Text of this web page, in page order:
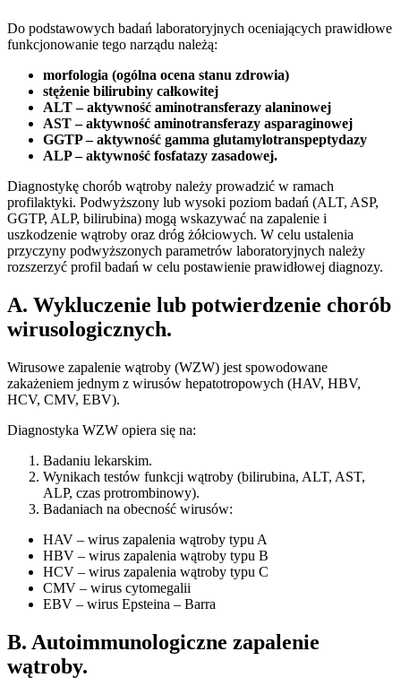
Do podstawowych badań laboratoryjnych oceniających prawidłowe
funkcjonowanie tego narządu należą:
morfologia (ogólna ocena stanu zdrowia)
stężenie bilirubiny całkowitej
ALT – aktywność aminotransferazy alaninowej
AST – aktywność aminotransferazy asparaginowej
GGTP – aktywność gamma glutamylotranspeptydazy
ALP – aktywność fosfatazy zasadowej.
Diagnostykę chorób wątroby należy prowadzić w ramach
profilaktyki. Podwyższony lub wysoki poziom badań (ALT, ASP,
GGTP, ALP, bilirubina) mogą wskazywać na zapalenie i
uszkodzenie wątroby oraz dróg żółciowych. W celu ustalenia
przyczyny podwyższonych parametrów laboratoryjnych należy
rozszerzyć profil badań w celu postawienie prawidłowej diagnozy.
A. Wykluczenie lub potwierdzenie chorób
wirusologicznych.
Wirusowe zapalenie wątroby (WZW) jest spowodowane
zakażeniem jednym z wirusów hepatotropowych (HAV, HBV,
HCV, CMV, EBV).
Diagnostyka WZW opiera się na:
Badaniu lekarskim.
Wynikach testów funkcji wątroby (bilirubina, ALT, AST,
ALP, czas protrombinowy).
Badaniach na obecność wirusów:
HAV – wirus zapalenia wątroby typu A
HBV – wirus zapalenia wątroby typu B
HCV – wirus zapalenia wątroby typu C
CMV – wirus cytomegalii
EBV – wirus Epsteina – Barra
B. Autoimmunologiczne zapalenie
wątroby.